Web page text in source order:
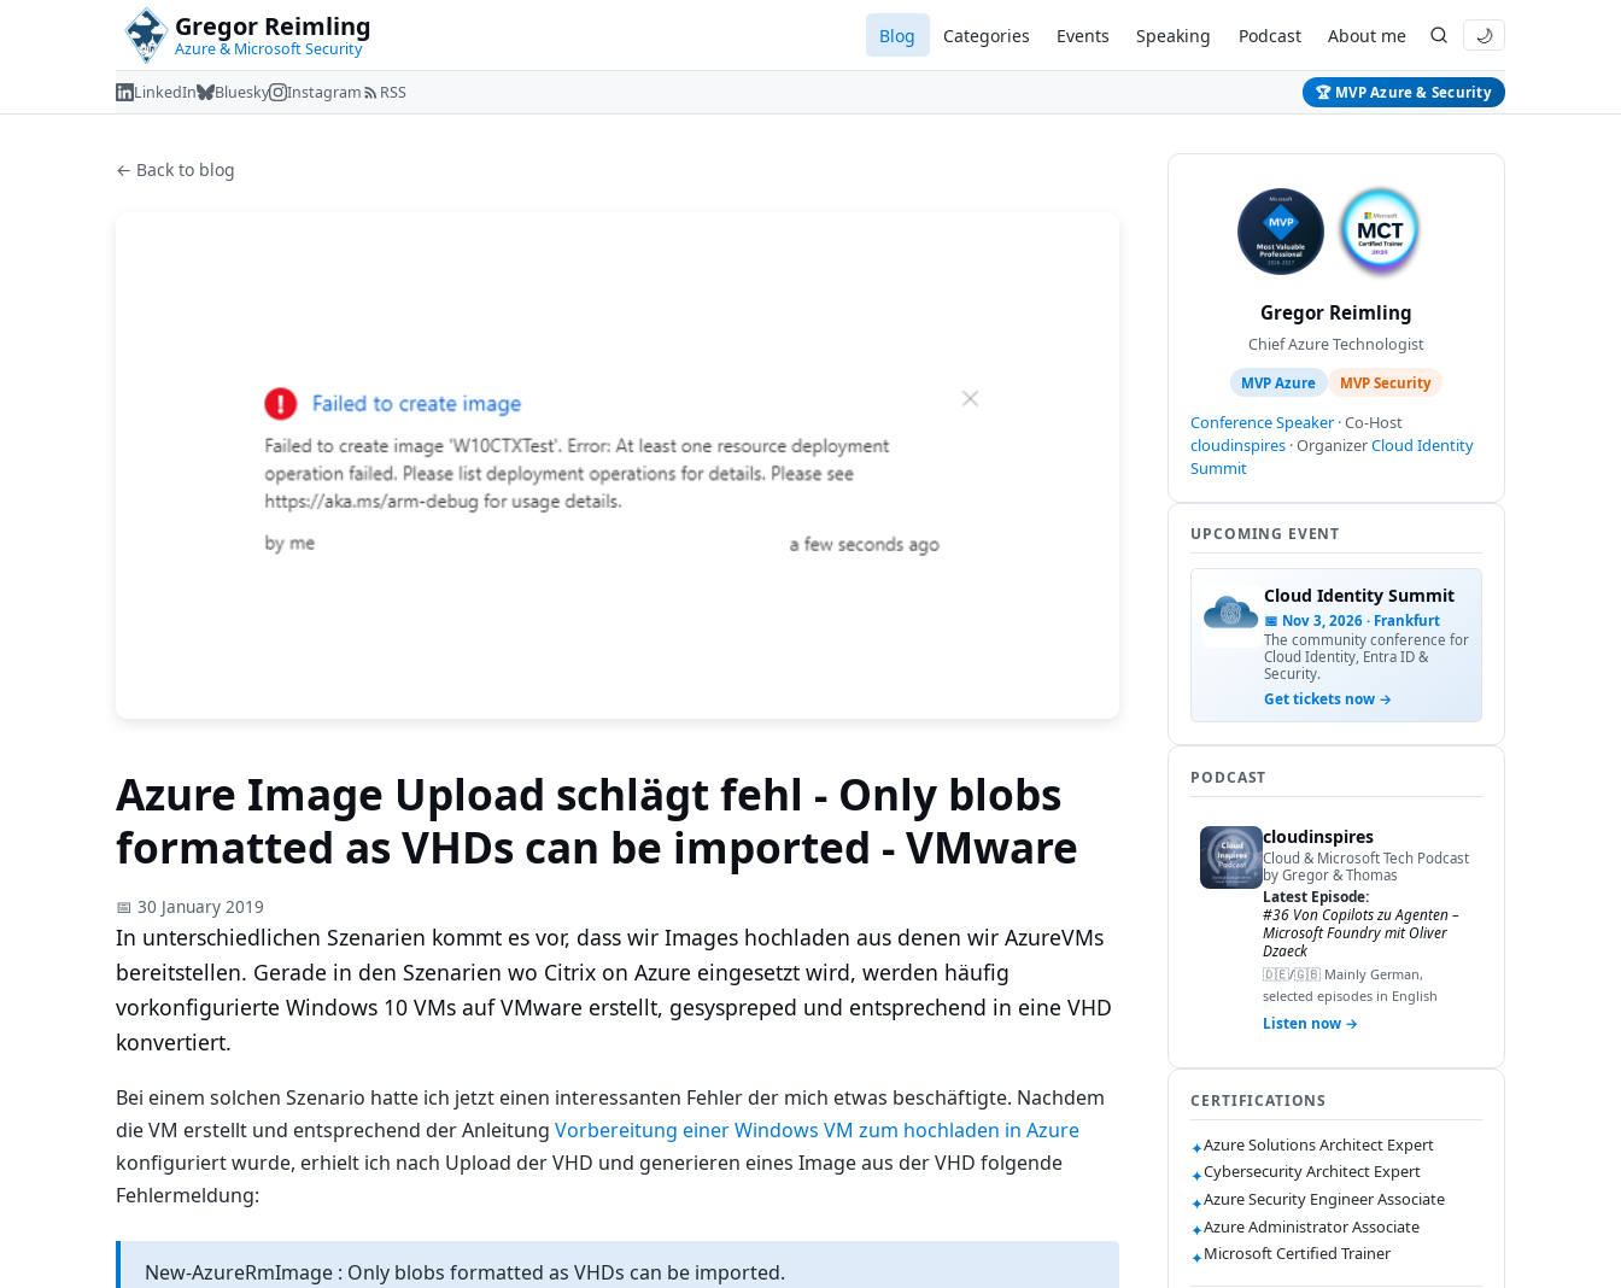
Gregor Reimling
Azure & Microsoft Security
Blog Categories Events Speaking Podcast About me 🌙
LinkedIn Bluesky Instagram RSS 🏆 MVP Azure & Security
← Back to blog
Azure Image Upload schlägt fehl - Only blobs
formatted as VHDs can be imported - VMware
📅 30 January 2019
In unterschiedlichen Szenarien kommt es vor, dass wir Images hochladen aus denen wir AzureVMs
bereitstellen. Gerade in den Szenarien wo Citrix on Azure eingesetzt wird, werden häufig
vorkonfigurierte Windows 10 VMs auf VMware erstellt, gesyspreped und entsprechend in eine VHD
konvertiert.
Bei einem solchen Szenario hatte ich jetzt einen interessanten Fehler der mich etwas beschäftigte. Nachdem
die VM erstellt und entsprechend der Anleitung Vorbereitung einer Windows VM zum hochladen in Azure
konfiguriert wurde, erhielt ich nach Upload der VHD und generieren eines Image aus der VHD folgende
Fehlermeldung:
New-AzureRmImage : Only blobs formatted as VHDs can be imported.
Gregor Reimling
Chief Azure Technologist
MVP Azure MVP Security
Conference Speaker · Co-Host
cloudinspires · OrganizerCloud Identity
Summit
UPCOMING EVENT
Cloud Identity Summit
📅 Nov 3, 2026 · Frankfurt
The community conference for
Cloud Identity, Entra ID &
Security.
Get tickets now →
PODCAST
cloudinspires
Cloud & Microsoft Tech Podcast
by Gregor & Thomas
Latest Episode:
#36 Von Copilots zu Agenten –
Microsoft Foundry mit Oliver
Dzaeck
🇩🇪/🇬🇧 Mainly German,
selected episodes in English
Listen now →
CERTIFICATIONS
✦Azure Solutions Architect Expert
✦Cybersecurity Architect Expert
✦Azure Security Engineer Associate
✦Azure Administrator Associate
✦Microsoft Certified Trainer